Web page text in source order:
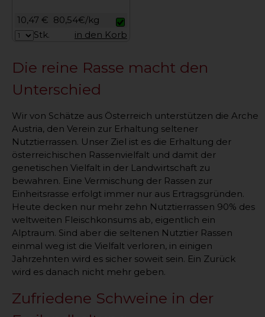
10,47 € 80,54€/kg
Stk.
in den Korb
Die reine Rasse macht den
Unterschied
Wir von Schätze aus Österreich unterstützen die Arche
Austria, den Verein zur Erhaltung seltener
Nutztierrassen. Unser Ziel ist es die Erhaltung der
österreichischen Rassenvielfalt und damit der
genetischen Vielfalt in der Landwirtschaft zu
bewahren. Eine Vermischung der Rassen zur
Einheitsrasse erfolgt immer nur aus Ertragsgründen.
Heute decken nur mehr zehn Nutztierrassen 90% des
weltweiten Fleischkonsums ab, eigentlich ein
Alptraum. Sind aber die seltenen Nutztier Rassen
einmal weg ist die Vielfalt verloren, in einigen
Jahrzehnten wird es sicher soweit sein. Ein Zurück
wird es danach nicht mehr geben.
Zufriedene Schweine in der